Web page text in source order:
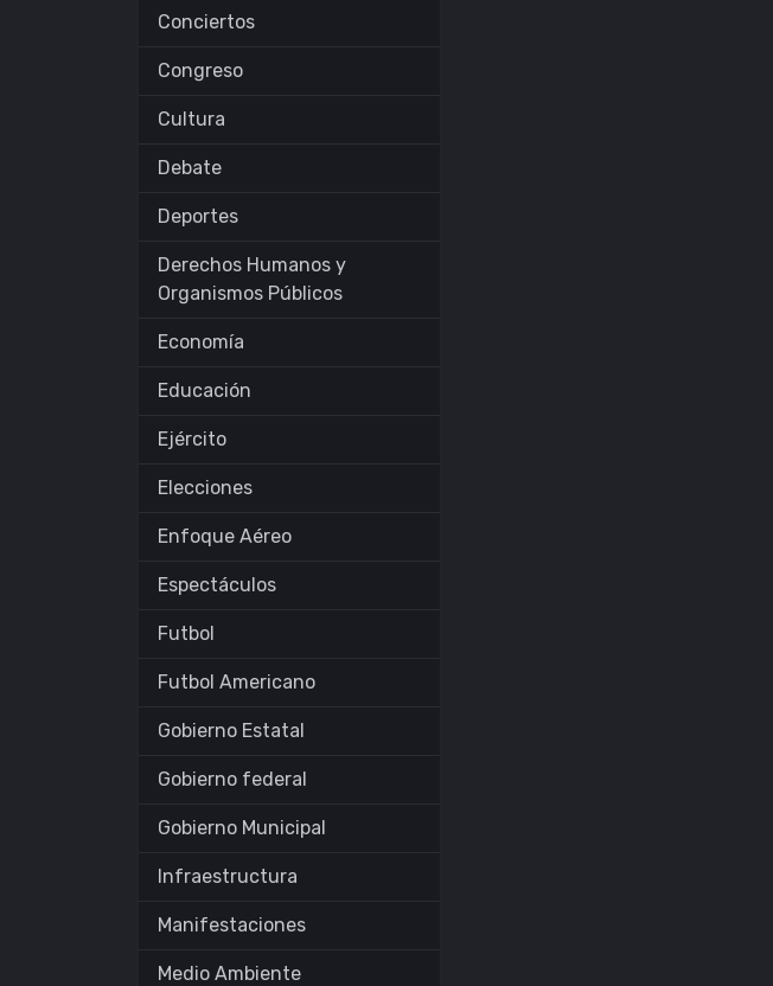
Conciertos
Congreso
Cultura
Debate
Deportes
Derechos Humanos y
Organismos Públicos
Economía
Educación
Ejército
Elecciones
Enfoque Aéreo
Espectáculos
Futbol
Futbol Americano
Gobierno Estatal
Gobierno federal
Gobierno Municipal
Infraestructura
Manifestaciones
Medio Ambiente